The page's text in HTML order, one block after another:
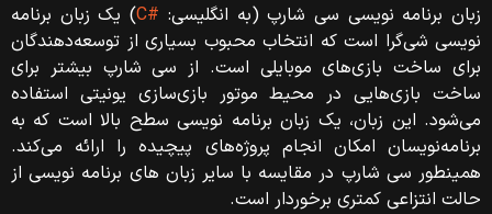
زبان برنامه‌ نویسی سی شارپ (به انگلیسی: #C ) یک زبان برنامه
نویسی شی‌گرا است که انتخاب محبوب بسیاری از توسعه‌دهندگان
برای ساخت بازی‌های موبایلی است. از سی شارپ بیشتر برای
ساخت بازی‌هایی در محیط موتور بازی‌سازی یونیتی استفاده
می‌شود. این زبان، یک زبان برنامه‌ نویسی سطح بالا است که به
برنامه‌نویسان امکان انجام پروژه‌های پیچیده را ارائه می‌کند.
همینطور سی شارپ در مقایسه با سایر زبان های برنامه نویسی از
حالت انتزاعی کمتری برخوردار است.